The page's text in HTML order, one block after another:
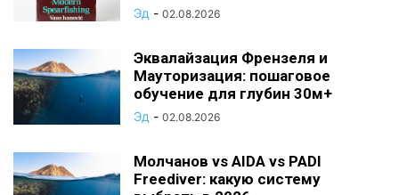
Эд - 02.08.2026
Эквалайзация Френзеля и
Мауторизация: пошаговое
обучение для глубин 30м+
Эд - 02.08.2026
Молчанов vs AIDA vs PADI
Freediver: какую систему